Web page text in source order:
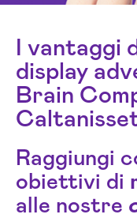
I vantaggi
display
Brain
Raggiungi
obiettivi di
alle nostre